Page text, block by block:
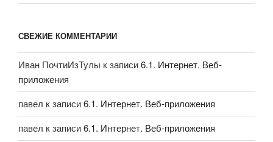
СВЕЖИЕ КОММЕНТАРИИ
Иван ПочтиИзТулы к записи6.1. Интернет. Веб-
приложения
павел к записи6.1. Интернет. Веб-приложения
павел к записи6.1. Интернет. Веб-приложения